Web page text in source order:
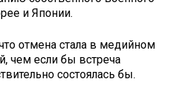
и Японии.
отмена стала в медийном
чем если бы встреча
состоялась бы.